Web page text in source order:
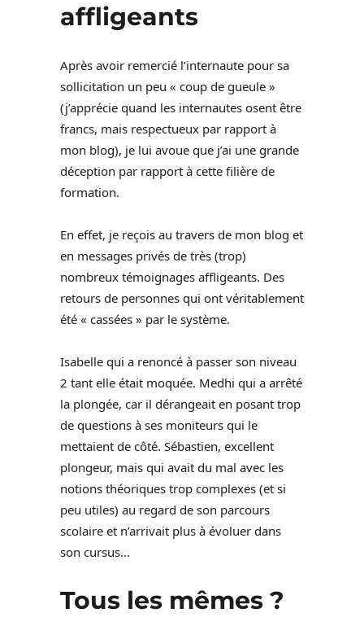
affligeants
Après avoir remercié l’internaute pour sa
sollicitation un peu « coup de gueule »
(j’apprécie quand les internautes osent être
francs, mais respectueux par rapport à
mon blog), je lui avoue que j’ai une grande
déception par rapport à cette filière de
formation.
En effet, je reçois au travers de mon blog et
en messages privés de très (trop)
nombreux témoignages affligeants. Des
retours de personnes qui ont véritablement
été « cassées » par le système.
Isabelle qui a renoncé à passer son niveau
2 tant elle était moquée. Medhi qui a arrêté
la plongée, car il dérangeait en posant trop
de questions à ses moniteurs qui le
mettaient de côté. Sébastien, excellent
plongeur, mais qui avait du mal avec les
notions théoriques trop complexes (et si
peu utiles) au regard de son parcours
scolaire et n’arrivait plus à évoluer dans
son cursus…
Tous les mêmes ?